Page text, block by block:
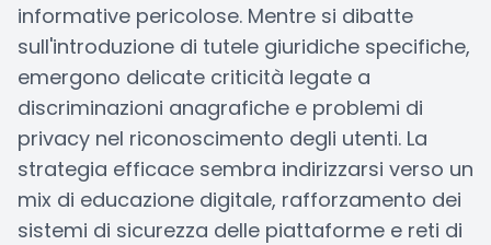
informative pericolose. Mentre si dibatte
sull'introduzione di tutele giuridiche specifiche,
emergono delicate criticità legate a
discriminazioni anagrafiche e problemi di
privacy nel riconoscimento degli utenti. La
strategia efficace sembra indirizzarsi verso un
mix di educazione digitale, rafforzamento dei
sistemi di sicurezza delle piattaforme e reti di